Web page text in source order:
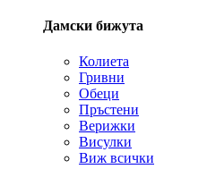
Дамски бижута
Колиета
Гривни
Обеци
Пръстени
Верижки
Висулки
Виж всички